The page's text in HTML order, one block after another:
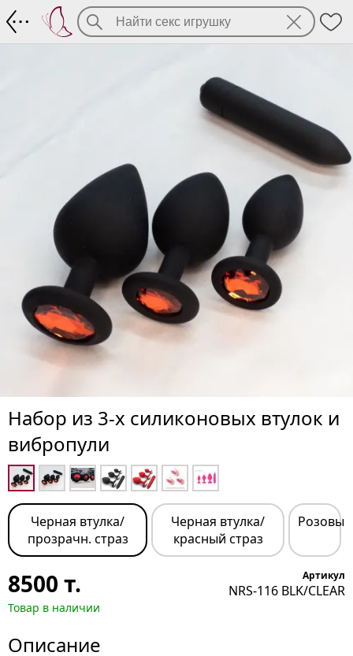
Набор из 3-х силиконовых втулок и
вибропули
Черная втулка/
прозрачн. страз
Черная втулка/
красный страз
Розовый
8500 т.
Товар в наличии
Артикул
NRS-116 BLK/CLEAR
Описание
Набор из 3-х силиконовых втулок и